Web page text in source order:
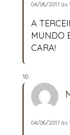
04/06/2017 às
A
MUNDO
CARA!
04/06/2017 às